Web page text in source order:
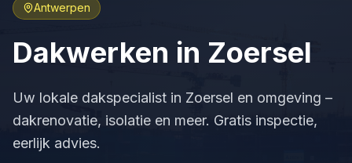
Antwerpen
Dakwerken in Zoersel
Uw lokale dakspecialist in Zoersel en omgeving –
dakrenovatie, isolatie en meer. Gratis inspectie,
eerlijk advies.